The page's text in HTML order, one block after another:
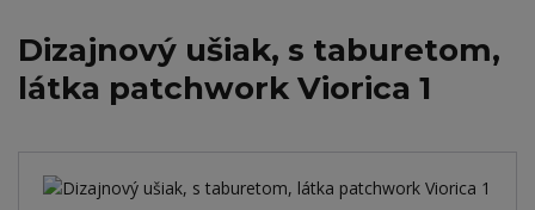
Dizajnový ušiak, s taburetom,
látka patchwork Viorica 1